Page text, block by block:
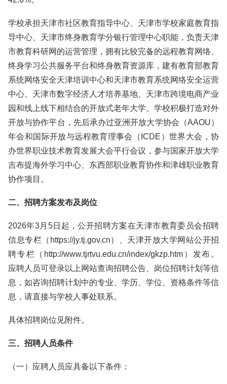
学校承担天津市社区教育指导中心、天津市学校家庭教育指
导中心、天津市终身教育学分银行管理中心职能，负责天津
市教育科研网的运营管理，拥有比较完备的远程教育网络、
终身学习公共服务平台和终身教育资源库，建有教育部教育
系统网络安全天津培训中心和天津市教育系统网络安全运营
中心、天津市数字经济人才培养基地、天津市跨境电商产业
园和线上线下相结合的开放式老年大学。学校积极打造对外
开放与协作平台，先后承办过亚洲开放大学协会（AAOU）
年会和国际开放与远程教育理事会（ICDE）世界大会，协
办世界职业技术教育发展大会平行会议，参与国家开放大学
吉布提海外学习中心、东西部职业教育协作和津雄职业教育
协作项目。
二、招聘方案发布及岗位
2026年3月5日起，公开招聘方案在天津市教育委员会招聘
信息专栏（https://jy.tj.gov.cn）、天津开放大学网站公开招
聘专栏（http://www.tjrtvu.edu.cn/index/gkzp.htm）发布。
应聘人员可登录以上网站查询招聘公告、岗位招聘计划等信
息，如咨询招聘计划中的专业、学历、学位、资格条件等信
息，请直接与学校人事处联系。
具体招聘岗位见附件。
三、招聘人员条件
（一）应聘人员应具备以下条件：